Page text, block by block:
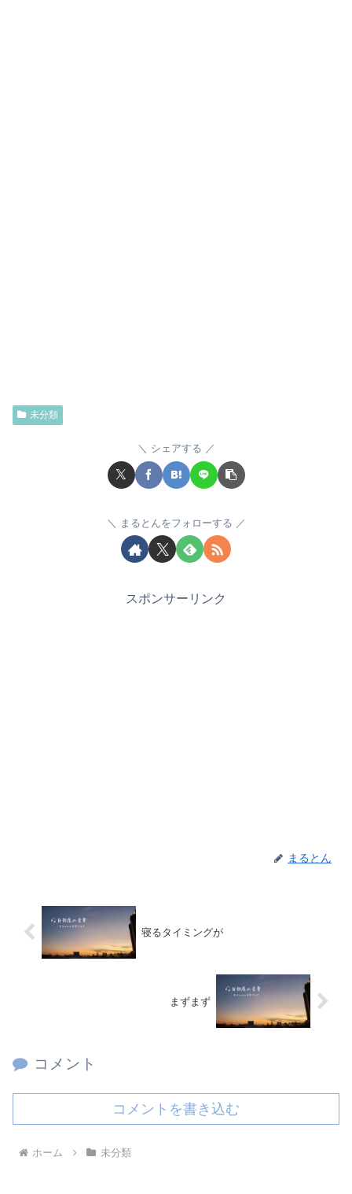
未分類
シェアする
まるとんをフォローする
スポンサーリンク
まるとん
寝るタイミングが
まずまず
コメント
コメントを書き込む
ホーム 未分類